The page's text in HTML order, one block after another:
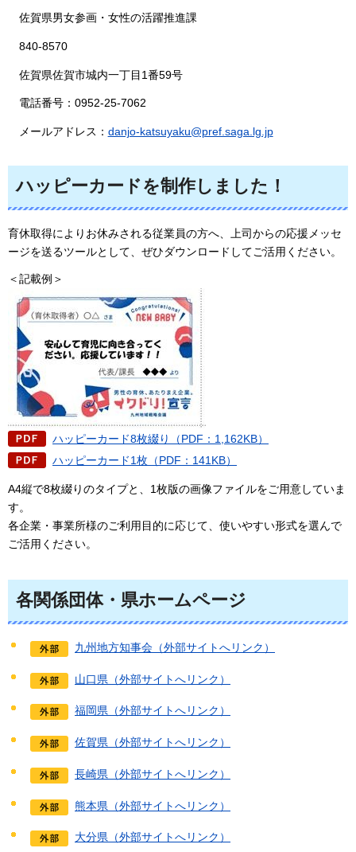
佐賀県男女参画・女性の活躍推進課
840-8570
佐賀県佐賀市城内一丁目1番59号
電話番号：0952-25-7062
メールアドレス： danjo-katsuyaku@pref.saga.lg.jp
ハッピーカードを制作しました！
育休取得によりお休みされる従業員の方へ、上司からの応援メッセ
ージを送るツールとして、ぜひダウンロードしてご活用ください。
＜記載例＞
ハッピーカード8枚綴り（PDF：1,162KB）
ハッピーカード1枚（PDF：141KB）
A4縦で8枚綴りのタイプと、1枚版の画像ファイルをご用意していま
す。
各企業・事業所様のご利用目的に応じて、使いやすい形式を選んで
ご活用ください。
各関係団体・県ホームページ
九州地方知事会（外部サイトへリンク）
山口県（外部サイトへリンク）
福岡県（外部サイトへリンク）
佐賀県（外部サイトへリンク）
長崎県（外部サイトへリンク）
熊本県（外部サイトへリンク）
大分県（外部サイトへリンク）